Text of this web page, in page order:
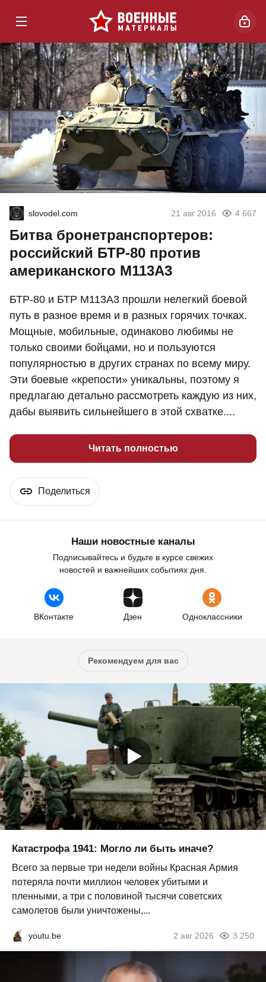
slovodel.com 21 авг 2016 4 667
Битва бронетранспортеров:
российский БТР-80 против
американского М113А3
БТР-80 и БТР М113А3 прошли нелегкий боевой
путь в разное время и в разных горячих точках.
Мощные, мобильные, одинаково любимы не
только своими бойцами, но и пользуются
популярностью в других странах по всему миру.
Эти боевые «крепости» уникальны, поэтому я
предлагаю детально рассмотреть каждую из них,
дабы выявить сильнейшего в этой схватке....
Читать полностью
Поделиться
Наши новостные каналы
Подписывайтесь и будьте в курсе свежих
новостей и важнейших событиях дня.
ВКонтакте Дзен Одноклассники
Рекомендуем для вас
Катастрофа 1941: Могло ли быть иначе?
Всего за первые три недели войны Красная Армия
потеряла почти миллион человек убитыми и
пленными, а три с половиной тысячи советских
самолетов были уничтожены,...
youtu.be 2 авг 2026 3 250